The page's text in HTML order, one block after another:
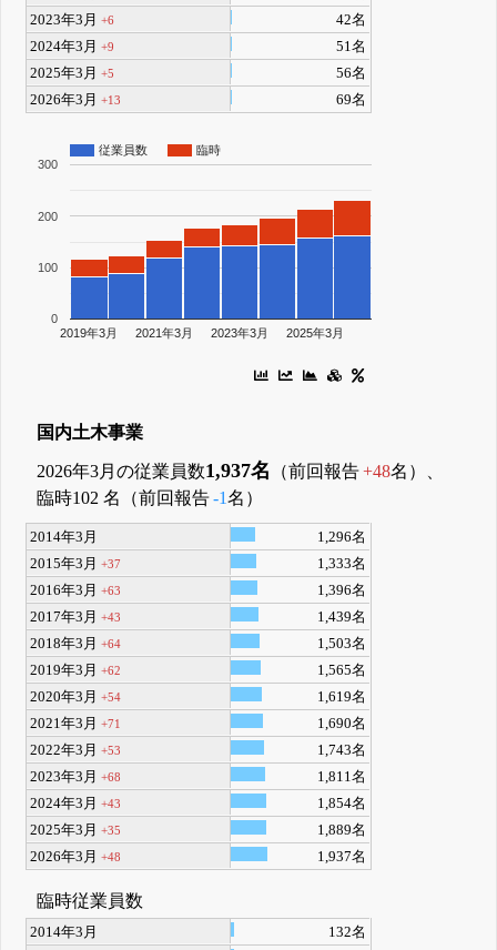
2023年3月+6
42名
2024年3月+9
51名
2025年3月+5
56名
2026年3月+13 69名
従業員数 臨時
2019年3月 2021年3月 2023年3月 2025年3月
0
100
200
300
国内土木事業
2026年3月の従業員数1,937名 （前回報告+48名）、
臨時102 名（前回報告-1名）
2014年3月
1,296名
2015年3月+37
1,333名
2016年3月+63
1,396名
2017年3月+43
1,439名
2018年3月+64
1,503名
2019年3月+62
1,565名
2020年3月+54
1,619名
2021年3月+71
1,690名
2022年3月+53
1,743名
2023年3月+68
1,811名
2024年3月+43
1,854名
2025年3月+35
1,889名
2026年3月+48 1,937名
臨時従業員数
2014年3月
132名